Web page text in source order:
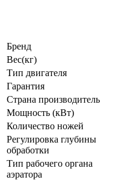
Бренд
Вес(кг)
Тип двигателя
Гарантия
Страна производитель
Мощность (кВт)
Количество ножей
Регулировка глубины
обработки
Тип рабочего органа
аэратора